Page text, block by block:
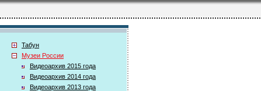
Табун
Музеи России
Видеоархив 2015 года
Видеоархив 2014 года
Видеоархив 2013 года